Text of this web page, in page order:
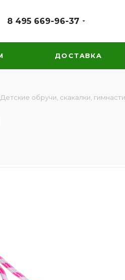
8 495 669-96-37
ДОСТАВКА
Детские обручи, скакалки,